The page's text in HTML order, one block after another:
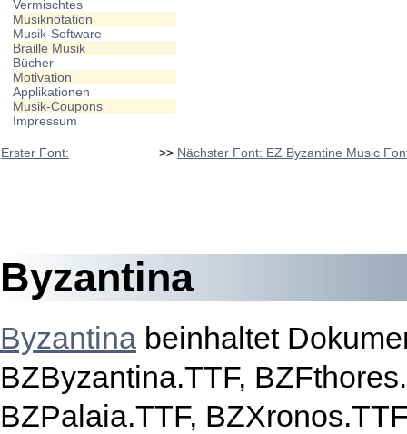
Vermischtes
Musiknotation
Musik-Software
Braille Musik
Bücher
Motivation
Applikationen
Musik-Coupons
Impressum
Erster Font: >> Nächster Font: EZ Byzantine Music
Byzantina
Byzantina beinhaltet
BZByzantina.TTF,
BZPalaia.TTF,